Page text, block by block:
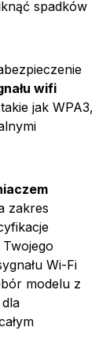
spadków
wifi
jak WPA3,
zakres
Wi-Fi
modelu z